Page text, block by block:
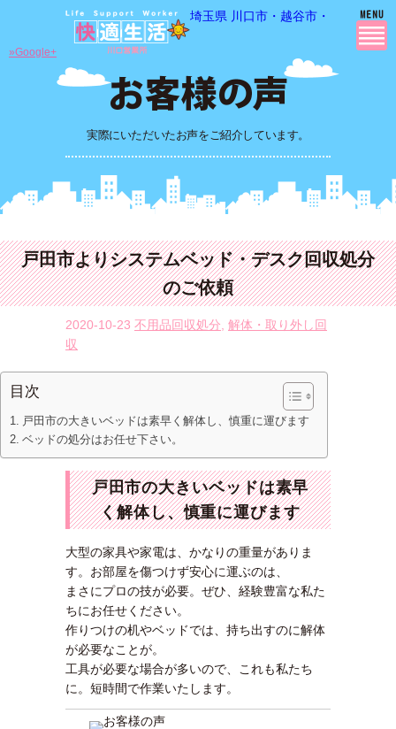
埼玉県 川口市・越谷市・さいたま
実際にいただいたお声をご紹介しています。
»Google+
戸田市よりシステムベッド・デスク回収処分
のご依頼
2020-10-23 不用品回収処分 解体・取り外し回
収
目次
戸田市の大きいベッドは素早く解体し、慎重に運びます
ベッドの処分はお任せ下さい。
戸田市の大きいベッドは素早
く解体し、慎重に運びます
大型の家具や家電は、かなりの重量がありま
す。お部屋を傷つけず安心に運ぶのは、
まさにプロの技が必要。ぜひ、経験豊富な私た
ちにお任せください。
作りつけの机やベッドでは、持ち出すのに解体
が必要なことが。
工具が必要な場合が多いので、これも私たち
に。短時間で作業いたします。